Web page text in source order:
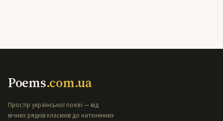
Poems.com.ua
Простір української поезії — від
вічних рядків класиків до натхненних